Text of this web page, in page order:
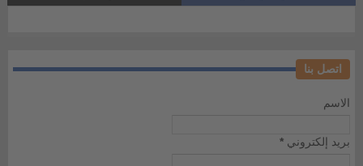
اتصل بنا
الاسم
بريد إلكتروني *